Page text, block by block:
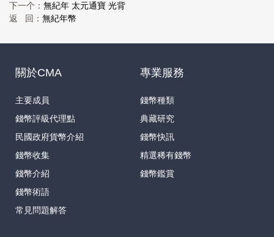
下一个： 無紀年 太元通寶 光背
返 回： 無紀年幣
關於CMA
主要成員
錢幣評級代理點
民國政府貨幣介紹
錢幣收集
錢幣介紹
錢幣術語
常見問題解答
專業服務
錢幣種類
典藏研究
錢幣快訊
精選稀有錢幣
錢幣鑑賞